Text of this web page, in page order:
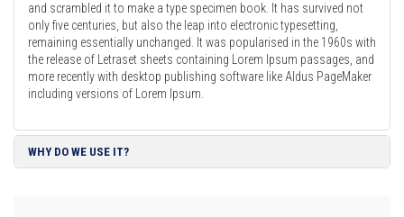
and scrambled it to make a type specimen book. It has survived not
only five centuries, but also the leap into electronic typesetting,
remaining essentially unchanged. It was popularised in the 1960s with
the release of Letraset sheets containing Lorem Ipsum passages, and
more recently with desktop publishing software like Aldus PageMaker
including versions of Lorem Ipsum.
WHY DO WE USE IT?